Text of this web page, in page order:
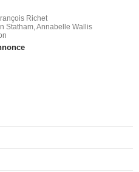
Richet
Statham, Annabelle Wallis